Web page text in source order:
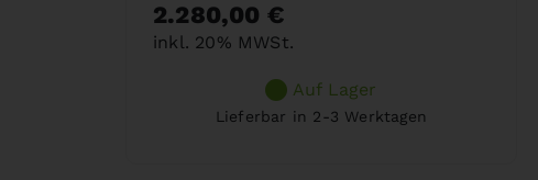
2.280,00 €
inkl. 20% MWSt.
Auf Lager
Lieferbar in 2-3 Werktagen